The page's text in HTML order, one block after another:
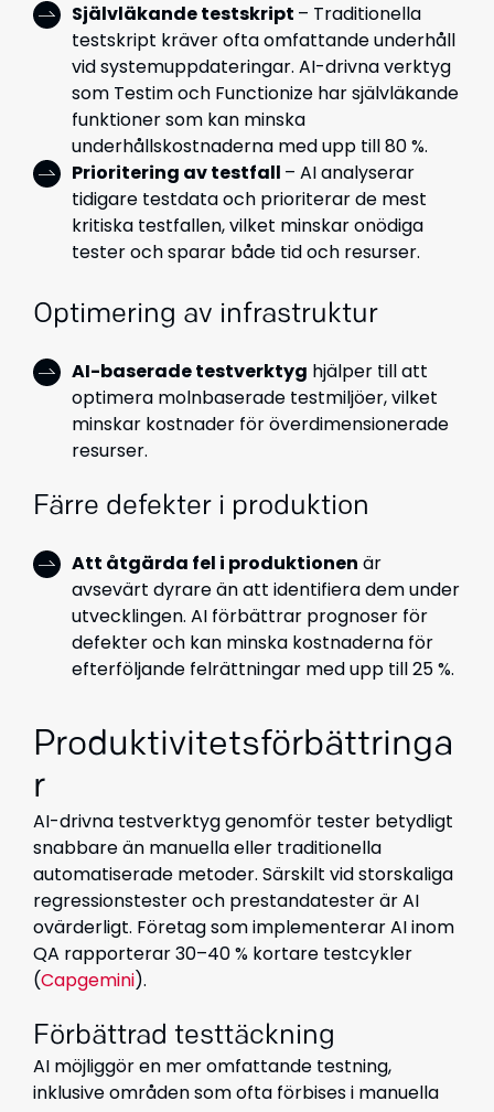
Självläkande testskript – Traditionella
testskript kräver ofta omfattande underhåll
vid systemuppdateringar. AI-drivna verktyg
som Testim och Functionize har självläkande
funktioner som kan minska
underhållskostnaderna med upp till 80 %.
Prioritering av testfall – AI analyserar
tidigare testdata och prioriterar de mest
kritiska testfallen, vilket minskar onödiga
tester och sparar både tid och resurser.
Optimering av infrastruktur
AI-baserade testverktyg hjälper till att
optimera molnbaserade testmiljöer, vilket
minskar kostnader för överdimensionerade
resurser.
Färre defekter i produktion
Att åtgärda fel i produktionen är
avsevärt dyrare än att identifiera dem under
utvecklingen. AI förbättrar prognoser för
defekter och kan minska kostnaderna för
efterföljande felrättningar med upp till 25 %.
Produktivitetsförbättringa
r
AI-drivna testverktyg genomför tester betydligt
snabbare än manuella eller traditionella
automatiserade metoder. Särskilt vid storskaliga
regressionstester och prestandatester är AI
ovärderligt. Företag som implementerar AI inom
QA rapporterar 30–40 % kortare testcykler
(Capgemini).
Förbättrad testtäckning
AI möjliggör en mer omfattande testning,
inklusive områden som ofta förbises i manuella